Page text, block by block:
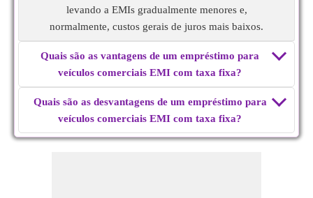
levando a EMIs gradualmente menores e,
normalmente, custos gerais de juros mais baixos.
Quais são as vantagens de um empréstimo para
veículos comerciais EMI com taxa fixa?
Quais são as desvantagens de um empréstimo para
veículos comerciais EMI com taxa fixa?